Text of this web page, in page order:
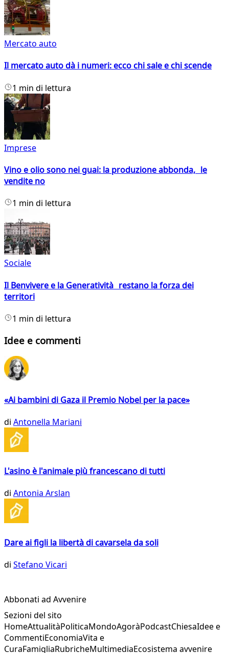
Mercato auto
Il mercato auto dà i numeri: ecco chi sale e chi scende
1 min di lettura
Imprese
Vino e olio sono nei guai: la produzione abbonda, le
vendite no
1 min di lettura
Sociale
Il Benvivere e la Generatività restano la forza dei
territori
1 min di lettura
Idee e commenti
«Ai bambini di Gaza il Premio Nobel per la pace»
di Antonella Mariani
L'asino è l'animale più francescano di tutti
di Antonia Arslan
Dare ai figli la libertà di cavarsela da soli
di Stefano Vicari
Abbonati ad Avvenire
Sezioni del sito
HomeAttualitàPoliticaMondoAgoràPodcastChiesaIdee e
CommentiEconomiaVita e
CuraFamigliaRubricheMultimediaEcosistema avvenire